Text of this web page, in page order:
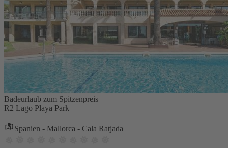
Badeurlaub zum Spitzenpreis
R2 Lago Playa Park
Spanien - Mallorca - Cala Ratjada